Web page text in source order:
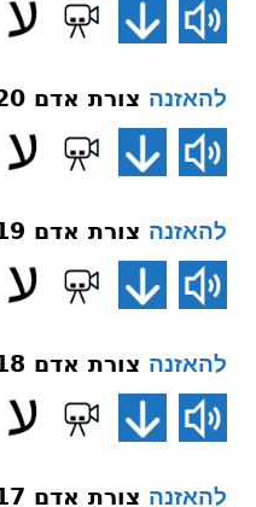
להאזנה צורת אדם 020 שפתיים
להאזנה צורת אדם 019 שיניים
להאזנה צורת אדם 018 לשון
להאזנה צורת אדם 017 חיך